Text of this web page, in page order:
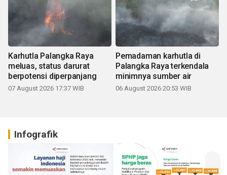
Karhutla Palangka Raya
meluas, status darurat
berpotensi diperpanjang
07 August 2026 17:37 WIB
Pemadaman karhutla di
Palangka Raya terkendala
minimnya sumber air
06 August 2026 20:53 WIB
Infografik